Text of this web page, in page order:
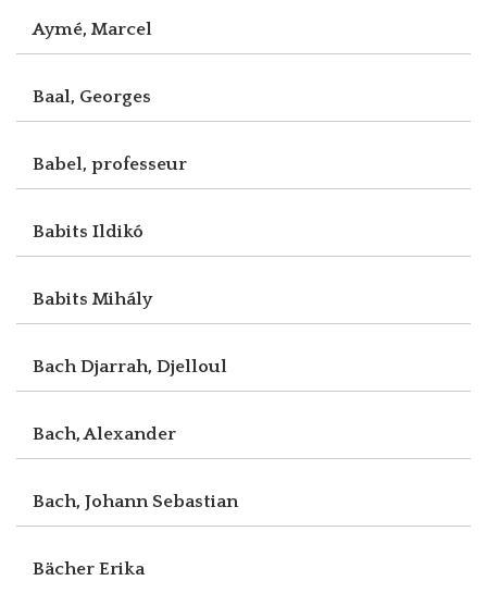
Aymé, Marcel
Baal, Georges
Babel, professeur
Babits Ildikó
Babits Mihály
Bach Djarrah, Djelloul
Bach, Alexander
Bach, Johann Sebastian
Bächer Erika